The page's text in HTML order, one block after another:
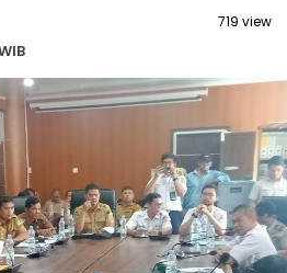
719 view